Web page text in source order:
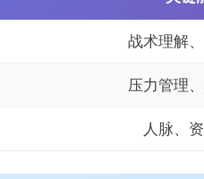
战术理解
压力管理
人脉、